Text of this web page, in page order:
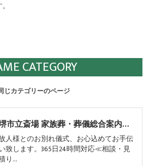
じカテゴリーのページ
CATEGORY
堺市立斎場 家族葬・葬儀総合案内窓口
人様とのお別れ儀式、お心込めてお手伝
致します。365日24時間対応≪相談・見
り…